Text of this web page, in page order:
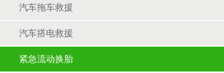
汽车拖车救援
汽车搭电救援
紧急流动换胎